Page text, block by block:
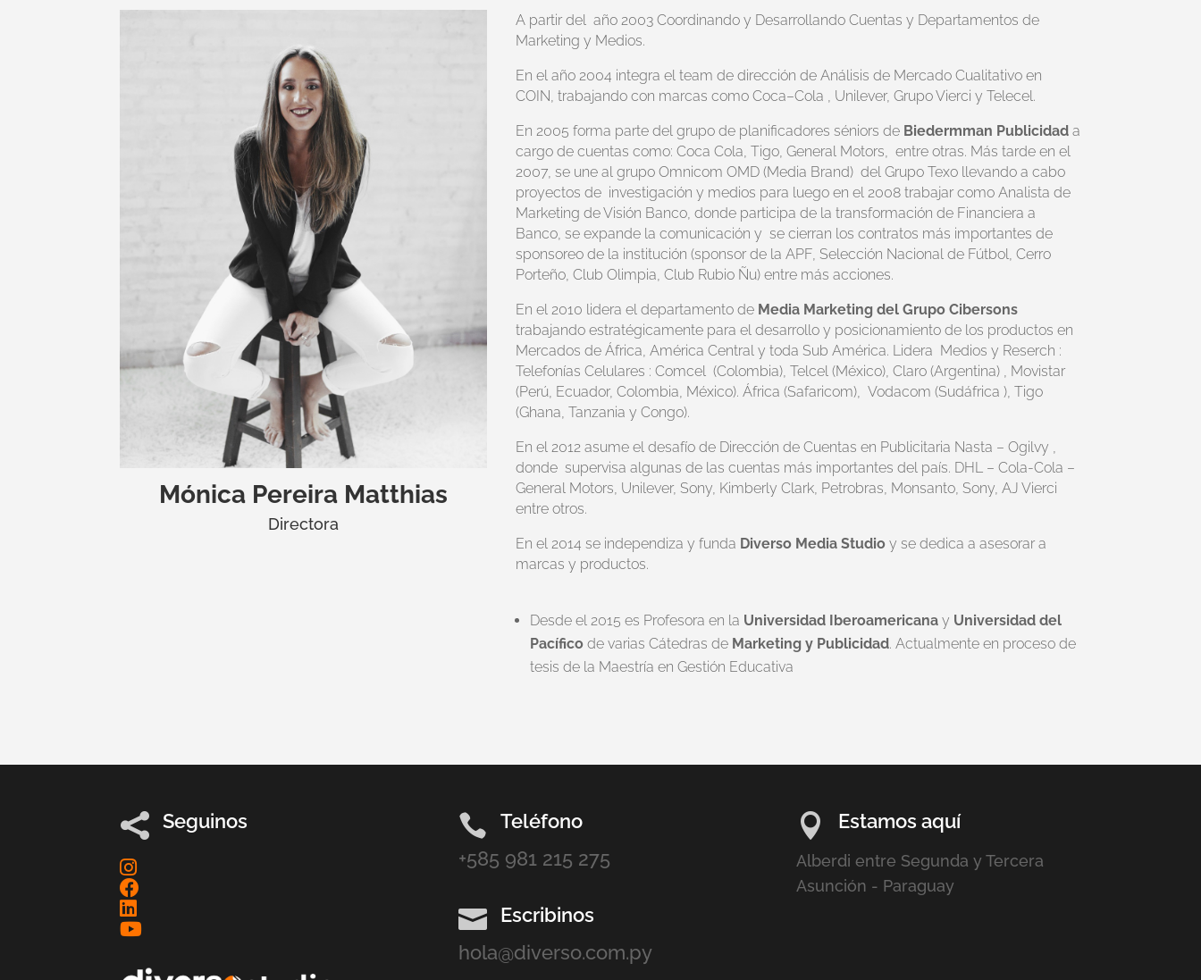
Mónica Pereira Matthias
Directora
A partir del año 2003 Coordinando y Desarrollando Cuentas y Departamentos de
Marketing y Medios.
En el año 2004 integra el team de dirección de Análisis de Mercado Cualitativo en
COIN, trabajando con marcas como Coca–Cola , Unilever, Grupo Vierci y Telecel.
En 2005 forma parte del grupo de planificadores séniors de Biedermman Publicidad a
cargo de cuentas como: Coca Cola, Tigo, General Motors, entre otras. Más tarde en el
2007, se une al grupo Omnicom OMD (Media Brand) del Grupo Texo llevando a cabo
proyectos de investigación y medios para luego en el 2008 trabajar como Analista de
Marketing de Visión Banco, donde participa de la transformación de Financiera a
Banco, se expande la comunicación y se cierran los contratos más importantes de
sponsoreo de la institución (sponsor de la APF, Selección Nacional de Fútbol, Cerro
Porteño, Club Olimpia, Club Rubio Ñu) entre más acciones.
En el 2010 lidera el departamento de Media Marketing del Grupo Cibersons
trabajando estratégicamente para el desarrollo y posicionamiento de los productos en
Mercados de África, América Central y toda Sub América. Lidera Medios y Reserch :
Telefonías Celulares : Comcel (Colombia), Telcel (México), Claro (Argentina) , Movistar
(Perú, Ecuador, Colombia, México). África (Safaricom), Vodacom (Sudáfrica ), Tigo
(Ghana, Tanzania y Congo).
En el 2012 asume el desafío de Dirección de Cuentas en Publicitaria Nasta – Ogilvy ,
donde supervisa algunas de las cuentas más importantes del país. DHL – Cola-Cola –
General Motors, Unilever, Sony, Kimberly Clark, Petrobras, Monsanto, Sony, AJ Vierci
entre otros.
En el 2014 se independiza y funda Diverso Media Studio y se dedica a asesorar a
marcas y productos.
Desde el 2015 es Profesora en la Universidad Iberoamericana y Universidad del
Pacífico de varias Cátedras de Marketing y Publicidad. Actualmente en proceso de
tesis de la Maestría en Gestión Educativa
 Seguinos 
Teléfono
+585 981 215 275

Escribinos
hola@diverso.com.py
 Estamos aquí
Alberdi entre Segunda y Tercera
Asunción - Paraguay